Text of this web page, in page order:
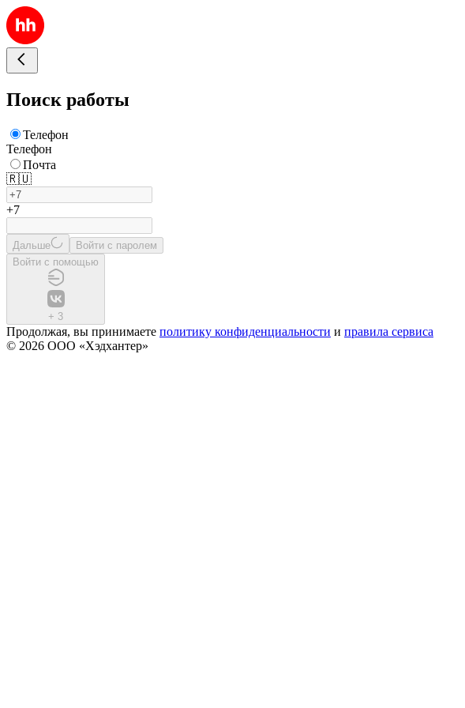
Поиск работы
Телефон
Телефон
Почта
🇷🇺
+7
Дальше
Войти с паролем
Войти с помощью
+ 3
Продолжая, вы принимаете политику конфиденциальности и правила сервиса
© 2026 ООО «Хэдхантер»